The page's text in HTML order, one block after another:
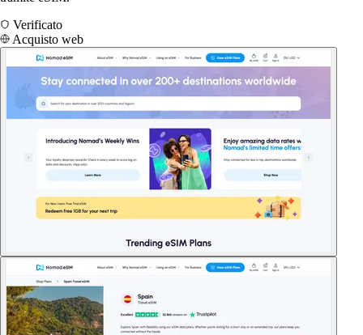
Verificato
Acquisto web